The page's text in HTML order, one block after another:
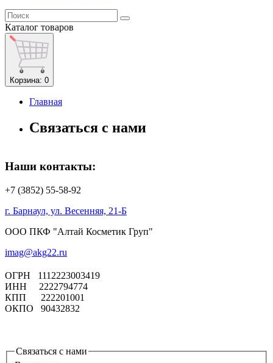
Каталог товаров
Корзина: 0
Главная
Связаться с нами
Наши контакты:
+7 (3852) 55-58-92
г. Барнаул, ул. Весенняя, 21-Б
ООО ПКФ "Алтай Косметик Груп"
imag@akg22.ru
ОГРН 1112223003419
ИНН 2222794774
КПП 222201001
ОКПО 90432832
Связаться с нами